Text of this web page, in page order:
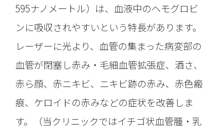
595ナノメートル）は、血液中のヘモグロビ
ンに吸収されやすいという特長があります。
レーザーに光より、血管の集まった病変部の
血管が閉塞し赤み・毛細血管拡張症、酒さ、
赤ら顔、赤ニキビ、ニキビ跡の赤み、赤色瘢
痕、ケロイドの赤みなどの症状を改善しま
す。（当クリニックではイチゴ状血管腫・乳